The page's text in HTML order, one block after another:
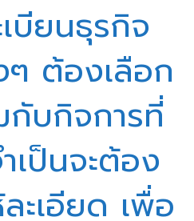
บียนธุรกิจ
ๆ ต้องเลือก
กับกิจการที่
เป็นจะต้อง
ะเอียด เพื่อ